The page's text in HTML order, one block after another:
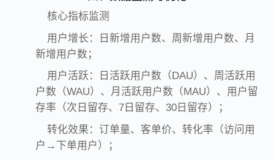
核心指标监测
用户增长：日新增用户数、周新增用户数、月
新增用户数；
用户活跃：日活跃用户数（DAU）、周活跃用
户数（WAU）、月活跃用户数（MAU）、用户留
存率（次日留存、7日留存、30日留存）；
转化效果：订单量、客单价、转化率（访问用
户→下单用户）；